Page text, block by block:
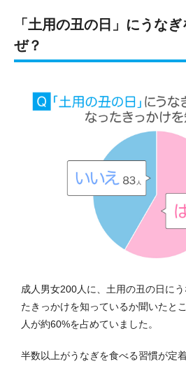
「土用の丑の日」にうな
ぜ？
成人男女200人に、土用の丑の日に
たきっかけを知っているか聞いたと
人が約60%を占めていました。
半数以上がうなぎを食べる習慣が定